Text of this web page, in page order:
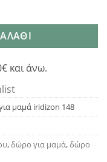
για μαμά ποσότητα
και άνω.
μαμά iridizon 148
,δώρο για μαμά,δώρο